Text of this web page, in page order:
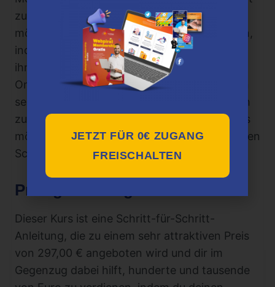
zu arbeiten, um ihre Ziele zu erreichen. Er
möchte Menschen helfen, erfolgreich zu sein,
indem er seine wertvollen Erfahrungen mit
ihnen teilt. Seine inspirierenden Inhalte und
Online-Kurse ermutigen Menschen, ihr Leben
selbst in die Hand zu nehmen und erfolgreich
zu sein. Lukas' Geschichte beweist, dass alles
möglich ist, wenn man den Mut hat, den ersten
Schritt zu tun.
Preisgestaltung
Dieser Kurs ist eine Schritt-für-Schritt-
Anleitung, die zu einem sehr attraktiven Preis
von 297,00 € angeboten wird und dir im
Gegenzug dabei hilft, hunderte und tausende
JETZT FÜR 0€ ZUGANG
FREISCHALTEN